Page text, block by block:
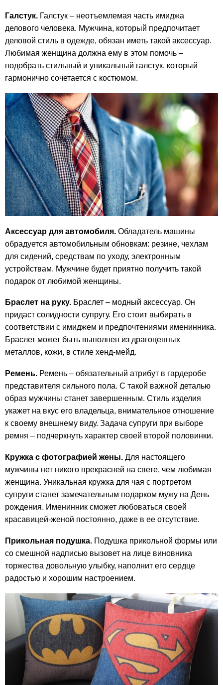
Галстук. Галстук – неотъемлемая часть имиджа
делового человека. Мужчина, который предпочитает
деловой стиль в одежде, обязан иметь такой аксессуар.
Любимая женщина должна ему в этом помочь –
подобрать стильный и уникальный галстук, который
гармонично сочетается с костюмом.
Аксессуар для автомобиля. Обладатель машины
обрадуется автомобильным обновкам: резине, чехлам
для сидений, средствам по уходу, электронным
устройствам. Мужчине будет приятно получить такой
подарок от любимой женщины.
Браслет на руку. Браслет – модный аксессуар. Он
придаст солидности супругу. Его стоит выбирать в
соответствии с имиджем и предпочтениями именинника.
Браслет может быть выполнен из драгоценных
металлов, кожи, в стиле хенд-мейд.
Ремень. Ремень – обязательный атрибут в гардеробе
представителя сильного пола. С такой важной деталью
образ мужчины станет завершенным. Стиль изделия
укажет на вкус его владельца, внимательное отношение
к своему внешнему виду. Задача супруги при выборе
ремня – подчеркнуть характер своей второй половинки.
Кружка с фотографией жены. Для настоящего
мужчины нет никого прекрасней на свете, чем любимая
женщина. Уникальная кружка для чая с портретом
супруги станет замечательным подарком мужу на День
рождения. Именинник сможет любоваться своей
красавицей-женой постоянно, даже в ее отсутствие.
Прикольная подушка. Подушка прикольной формы или
со смешной надписью вызовет на лице виновника
торжества довольную улыбку, наполнит его сердце
радостью и хорошим настроением.